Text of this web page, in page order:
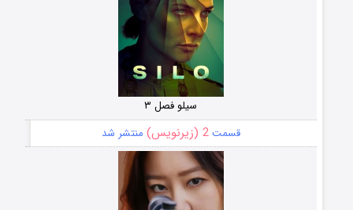
سیلو فصل ۳
قسمت2 (زیرنویس) منتشر شد